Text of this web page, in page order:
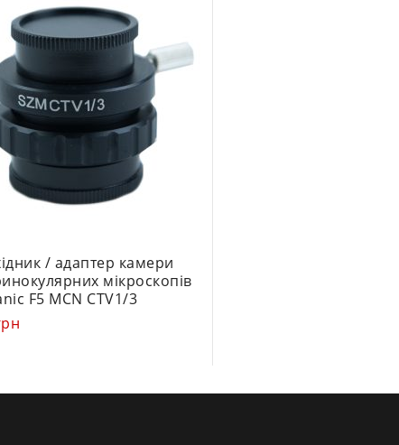
/ адаптер камери
мікроскопів
F5 MCN CTV1/3